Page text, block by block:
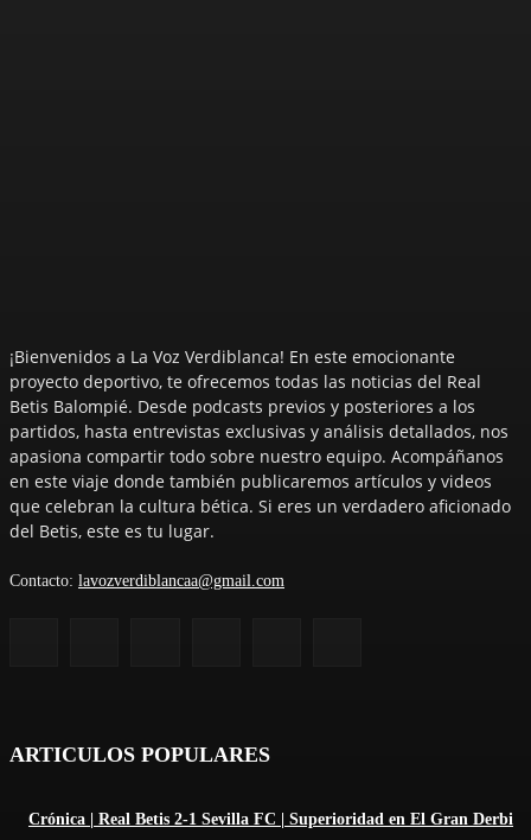
¡Bienvenidos a La Voz Verdiblanca! En este emocionante
proyecto deportivo, te ofrecemos todas las noticias del Real
Betis Balompié. Desde podcasts previos y posteriores a los
partidos, hasta entrevistas exclusivas y análisis detallados, nos
apasiona compartir todo sobre nuestro equipo. Acompáñanos
en este viaje donde también publicaremos artículos y videos
que celebran la cultura bética. Si eres un verdadero aficionado
del Betis, este es tu lugar.
Contacto: lavozverdiblancaa@gmail.com
ARTICULOS POPULARES
Crónica | Real Betis 2-1 Sevilla FC | Superioridad en El Gran Derbi